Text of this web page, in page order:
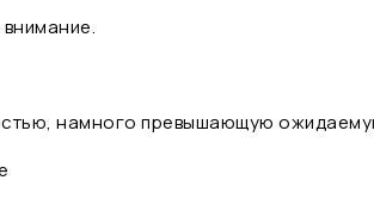
намного превышающую